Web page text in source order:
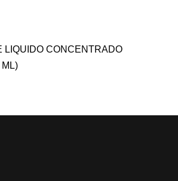
LIQUIDO CONCENTRADO